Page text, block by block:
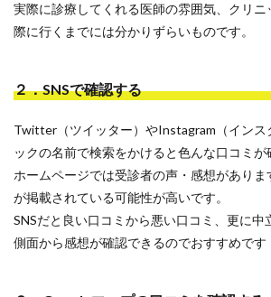
実際に診療してくれる医師の雰囲気、クリ
際に行くまでには分かりずらいものです。
２．SNSで確認する
Twitter（ツイッター）やInstagram（インス
ックの名前で検索をかけると色んな口コミが
ホームページでは受診者の声・感想がありま
が掲載されている可能性が高いです。
SNSだと良い口コミから悪い口コミ、更に中
側面から感想が確認できるのでおすすめです